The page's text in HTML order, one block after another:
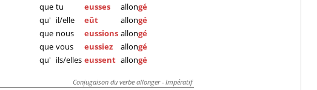
que tu eusses allongé
qu' il/elle eût allongé
que nous eussions allongé
que vous eussiez allongé
qu' ils/elles eussent allongé
Conjugaison du verbe allonger - Impératif